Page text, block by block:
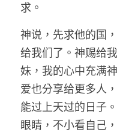
求。
神说，先求他的国
给我们了。神赐给
妹，我的心中充满
爱也分享给更多人
能过上天过的日子
眼睛，不小看自己